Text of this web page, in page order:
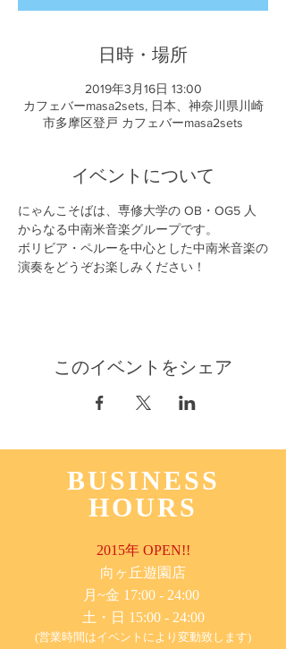
日時・場所
2019年3月16日 13:00
カフェバーmasa2sets, 日本、神奈川県川崎
市多摩区登戸 カフェバーmasa2sets
イベントについて
にゃんこそばは、専修大学の OB・OG5 人
からなる中南米音楽グループです。
ボリビア・ペルーを中心とした中南米音楽の
演奏をどうぞお楽しみください！
このイベントをシェア
BUSINESS
HOURS
2015年 OPEN!!
​向ヶ丘遊園店
月~金 17:00 - 24:00
土・日 15:00 - 24:00
(営業時間はイベントにより変動致します)